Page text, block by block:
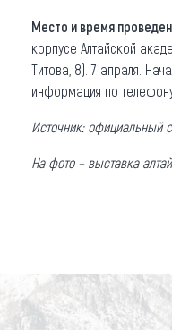
Место и время
корпусе Алтайской
Титова, 8). 7 апраля.
информация по
Источник: официальный
На фото – выставка